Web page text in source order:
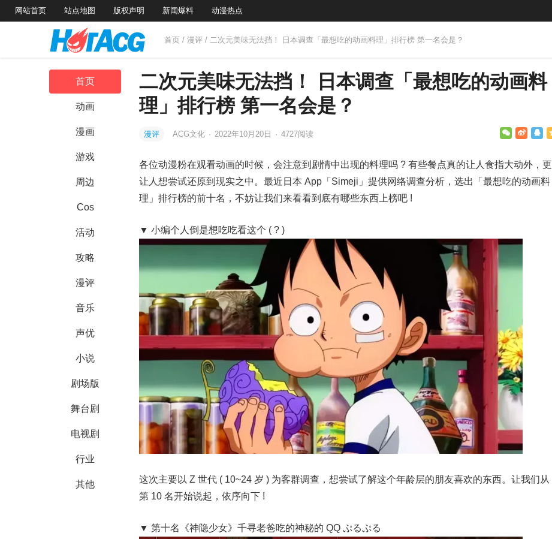
网站首页 站点地图 版权声明 新闻爆料 动漫热点
首页 / 漫评 / 二次元美味无法挡！ 日本调查「最想吃的动画料理」排行榜 第一名会是？
首页
动画
漫画
游戏
周边
Cos
活动
攻略
漫评
音乐
声优
小说
剧场版
舞台剧
电视剧
行业
其他
二次元美味无法挡！ 日本调查「最想吃的动画料
理」排行榜 第一名会是？
漫评 ACG文化 · 2022年10月20日 · 4727阅读
各位动漫粉在观看动画的时候，会注意到剧情中出现的料理吗 ? 有些餐点真的让人食指大动外，更
让人想尝试还原到现实之中。最近日本 App「Simeji」提供网络调查分析，选出「最想吃的动画料
理」排行榜的前十名，不妨让我们来看看到底有哪些东西上榜吧 !
▼ 小编个人倒是想吃吃看这个 ( ? )
这次主要以 Z 世代 ( 10~24 岁 ) 为客群调查，想尝试了解这个年龄层的朋友喜欢的东西。让我们从
第 10 名开始说起，依序向下 !
▼ 第十名《神隐少女》千寻老爸吃的神秘的 QQ ぷるぷる